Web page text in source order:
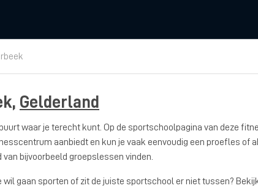
Gelderland
waar je terecht kunt. Op de sportschoolpagina van deze
aanbiedt en kun je vaak eenvoudig een proefles of
bijvoorbeeld groepslessen vinden.
gaan sporten of zit de juiste sportschool er niet tussen?